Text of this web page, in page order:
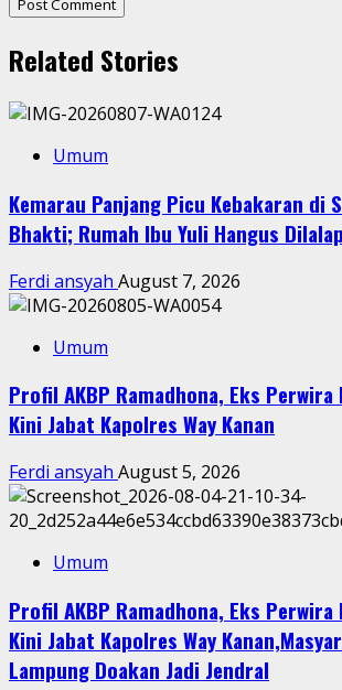
Related Stories
Umum
Kemarau Panjang Picu Kebakaran di
Bhakti; Rumah Ibu Yuli Hangus
Ferdi ansyah August 7, 2026
Umum
Profil AKBP Ramadhona, Eks Perwira
Kini Jabat Kapolres Way Kanan
Ferdi ansyah August 5, 2026
Umum
Profil AKBP Ramadhona, Eks Perwira
Kini Jabat Kapolres Way
Lampung Doakan Jadi Jendral